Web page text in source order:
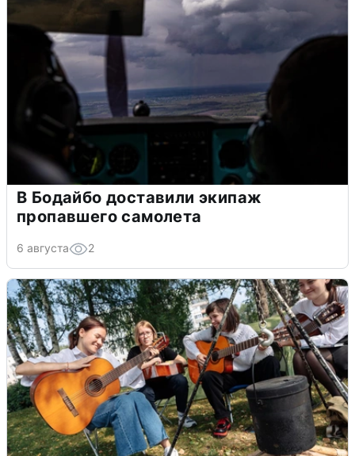
В Бодайбо доставили экипаж
пропавшего самолета
6 августа 2